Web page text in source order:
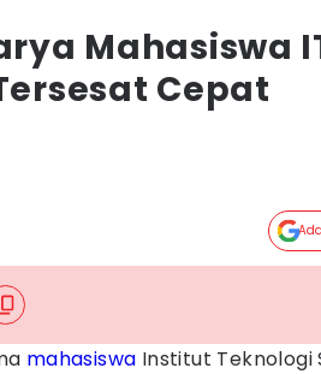
Mahasiswa
Cepat
mahasiswa Institut Teknologi